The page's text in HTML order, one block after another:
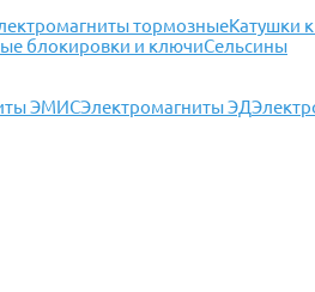
тормозныеКатушки
блокировки и ключиСельсины
ЭМИСЭлектромагниты ЭД